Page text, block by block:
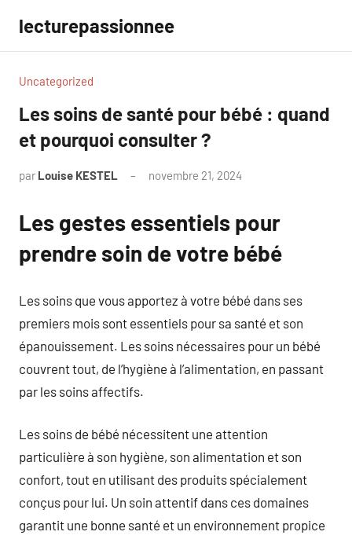
contenu
lecturepassionnee
Uncategorized
Les soins de santé pour bébé : quand
et pourquoi consulter ?
par Louise KESTEL novembre 21, 2024
Les gestes essentiels pour
prendre soin de votre bébé
Les soins que vous apportez à votre bébé dans ses
premiers mois sont essentiels pour sa santé et son
épanouissement. Les soins nécessaires pour un bébé
couvrent tout, de l’hygiène à l’alimentation, en passant
par les soins affectifs.
Les soins de bébé nécessitent une attention
particulière à son hygiène, son alimentation et son
confort, tout en utilisant des produits spécialement
conçus pour lui. Un soin attentif dans ces domaines
garantit une bonne santé et un environnement propice